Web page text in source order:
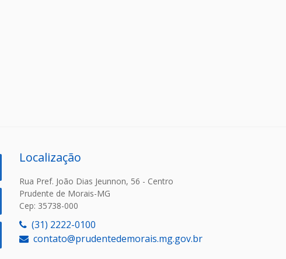
Localização
Rua Pref. João Dias Jeunnon, 56 - Centro
Prudente de Morais-MG
Cep: 35738-000
(31) 2222-0100
contato@prudentedemorais.mg.gov.br